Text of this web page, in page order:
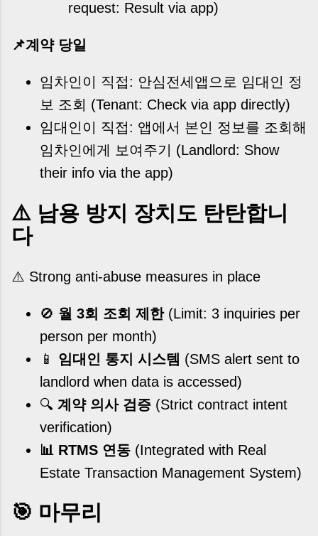
request: Result via app)
📌계약 당일
임차인이 직접: 안심전세앱으로 임대인 정
보 조회 (Tenant: Check via app directly)
임대인이 직접: 앱에서 본인 정보를 조회해
임차인에게 보여주기 (Landlord: Show
their info via the app)
⚠️ 남용 방지 장치도 탄탄합니
다
⚠️ Strong anti-abuse measures in place
🚫 월 3회 조회 제한 (Limit: 3 inquiries per
person per month)
📱 임대인 통지 시스템 (SMS alert sent to
landlord when data is accessed)
🔍 계약 의사 검증 (Strict contract intent
verification)
📊 RTMS 연동 (Integrated with Real
Estate Transaction Management System)
🎯 마무리